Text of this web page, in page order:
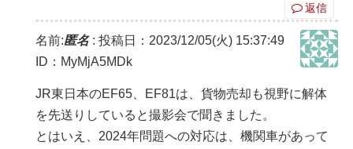
返信
名前:匿名: 投稿日：2023/12/05(火) 15:37:49
ID：MyMjA5MDk
JR東日本のEF65、EF81は、貨物売却も視野に解体
を先送りしていると撮影会で聞きました。
とはいえ、2024年問題への対応は、機関車があって